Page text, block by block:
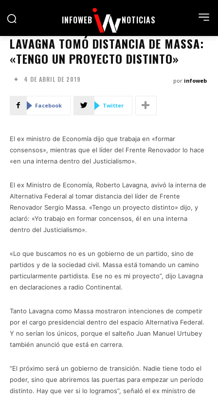
INFOWEB NOTICIAS
LAVAGNA TOMÓ DISTANCIA DE MASSA:
«TENGO UN PROYECTO DISTINTO»
4 DE ABRIL DE 2019 por infoweb
Facebook Twitter
El ex ministro de Economía dijo que trabaja en «formar
consensos», mientras que el líder del Frente Renovador lo hace
«en una interna dentro del Justicialismo».
El ex Ministro de Economía, Roberto Lavagna, avivó la interna de
Alternativa Federal al tomar distancia del líder de Frente
Renovador Sergio Massa. «Tengo un proyecto distinto» dijo, y
aclaró: «Yo trabajo en formar concensos, él en una interna
dentro del Justicialismo».
«Lo que buscamos no es un gobierno de un partido, sino de
partidos y de la sociedad civil. Massa está tomando un camino
particularmente partidista. Ese no es mi proyecto”, dijo Lavagna
en declaraciones a radio Continental.
Tanto Lavagna como Massa mostraron intenciones de competir
por el cargo presidencial dentro del espacio Alternativa Federal.
Y no serían los únicos, porque el salteño Juan Manuel Urtubey
también anunció que está en carrera.
“El próximo será un gobierno de transición. Nadie tiene todo el
poder, sino que abriremos las puertas para empezar un período
distinto. Hay que ver si lo logramos”, señaló el ex ministro de